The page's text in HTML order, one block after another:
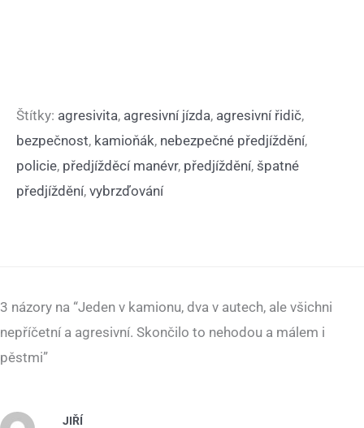
Štítky: agresivita, agresivní jízda, agresivní řidič,
bezpečnost, kamioňák, nebezpečné předjíždění,
policie, předjížděcí manévr, předjíždění, špatné
předjíždění, vybrzďování
3 názory na “Jeden v kamionu, dva v autech, ale všichni
nepříčetní a agresivní. Skončilo to nehodou a málem i
pěstmi”
JIŘÍ